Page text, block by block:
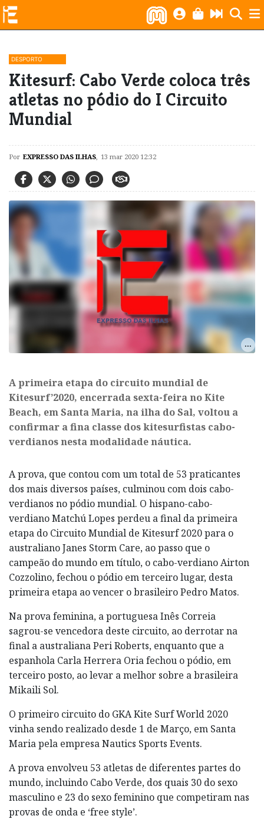
DESPORTO
Kitesurf: Cabo Verde coloca três
atletas no pódio do I Circuito
Mundial
Por EXPRESSO DAS ILHAS, 13 mar 2020 12:32
​A primeira etapa do circuito mundial de
Kitesurf’2020, encerrada sexta-feira no Kite
Beach, em Santa Maria, na ilha do Sal, voltou a
confirmar a fina classe dos kitesurfistas cabo-
verdianos nesta modalidade náutica.
A prova, que contou com um total de 53 praticantes
dos mais diversos países, culminou com dois cabo-
verdianos no pódio mundial. O hispano-cabo-
verdiano Matchú Lopes perdeu a final da primeira
etapa do Circuito Mundial de Kitesurf 2020 para o
australiano Janes Storm Care, ao passo que o
campeão do mundo em título, o cabo-verdiano Airton
Cozzolino, fechou o pódio em terceiro lugar, desta
primeira etapa ao vencer o brasileiro Pedro Matos.
Na prova feminina, a portuguesa Inês Correia
sagrou-se vencedora deste circuito, ao derrotar na
final a australiana Peri Roberts, enquanto que a
espanhola Carla Herrera Oria fechou o pódio, em
terceiro posto, ao levar a melhor sobre a brasileira
Mikaili Sol.
O primeiro circuito do GKA Kite Surf World 2020
vinha sendo realizado desde 1 de Março, em Santa
Maria pela empresa Nautics Sports Events.
A prova envolveu 53 atletas de diferentes partes do
mundo, incluindo Cabo Verde, dos quais 30 do sexo
masculino e 23 do sexo feminino que competiram nas
provas de onda e ‘free style’.